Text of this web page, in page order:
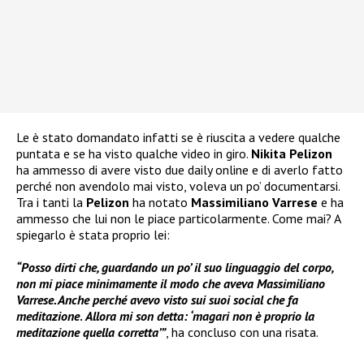
Le è stato domandato infatti se è riuscita a vedere qualche
puntata e se ha visto qualche video in giro. Nikita Pelizon
ha ammesso di avere visto due daily online e di averlo fatto
perché non avendolo mai visto, voleva un po’ documentarsi.
Tra i tanti la Pelizon ha notato Massimiliano Varrese e ha
ammesso che lui non le piace particolarmente. Come mai? A
spiegarlo è stata proprio lei:
“Posso dirti che, guardando un po’ il suo linguaggio del corpo,
non mi piace minimamente il modo che aveva Massimiliano
Varrese. Anche perché avevo visto sui suoi social che fa
meditazione. Allora mi son detta: ‘magari non è proprio la
meditazione quella corretta’”, ha concluso con una risata.